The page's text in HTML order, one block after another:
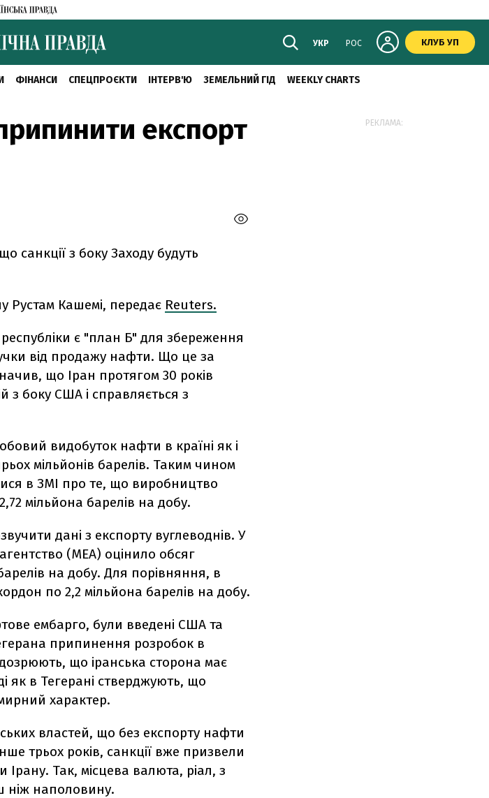
УКР РОС КЛУБ УП
ФІНАНСИ СПЕЦПРОЄКТИ ІНТЕРВ'Ю ЗЕМЕЛЬНИЙ ГІД WEEKLY CHARTS
експорт
санкції з боку Заходу будуть
Рустам Кашемі, передає Reuters.
є "план Б" для збереження
від продажу нафти. Що це за
що Іран протягом 30 років
з боку США і справляється з
видобуток нафти в країні як і
мільйонів барелів. Таким чином
в ЗМІ про те, що виробництво
мільйона барелів на добу.
дані з експорту вуглеводнів. У
(МЕА) оцінило обсяг
на добу. Для порівняння, в
по 2,2 мільйона барелів на добу.
ембарго, були введені США та
припинення розробок в
що іранська сторона має
як в Тегерані стверджують, що
характер.
властей, що без експорту нафти
трьох років, санкції вже призвели
Ірану. Так, місцева валюта, ріал, з
ніж наполовину.
РЕКЛАМА: